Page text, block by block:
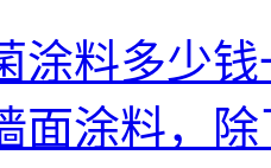
涂料多少
面涂料，